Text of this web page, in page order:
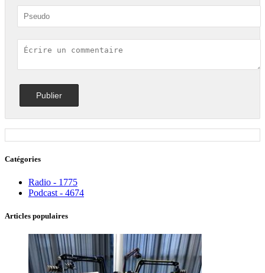
Catégories
Radio - 1775
Podcast - 4674
Articles populaires